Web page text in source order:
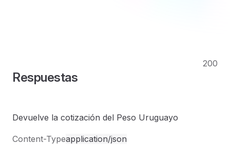
Respuestas
200
Devuelve la cotización del Peso Uruguayo
Content-Typeapplication/json